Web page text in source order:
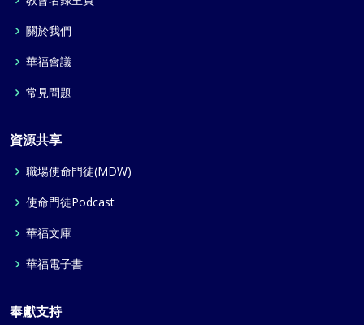
關於我們
華福會議
常見問題
資源共享
職場使命門徒(MDW)
使命門徒Podcast
華福文庫
華福電子書
奉獻支持